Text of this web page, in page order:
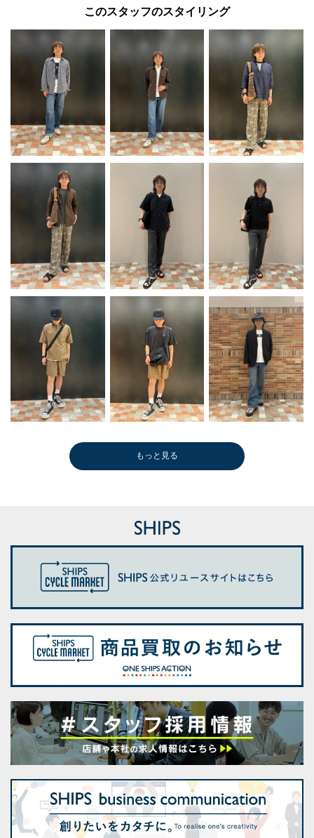
このスタッフのスタイリング
もっと見る